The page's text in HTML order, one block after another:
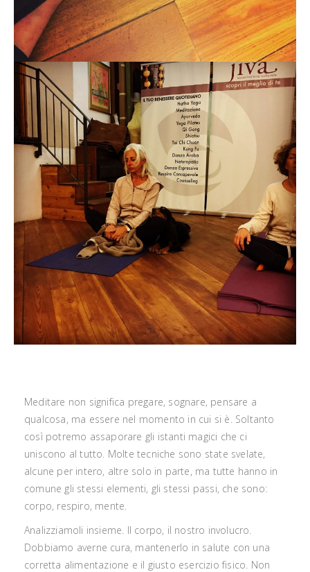
Meditare non significa pregare, sognare, pensare a
qualcosa, ma essere nel momento in cui si è. Soltanto
così potremo assaporare gli istanti magici che ci
uniscono al tutto. Molte tecniche sono state svelate,
alcune per intero, altre solo in parte, ma tutte hanno in
comune gli stessi elementi, gli stessi passi, che sono:
corpo, respiro, mente.
Analizziamoli insieme. Il corpo, il nostro involucro.
Dobbiamo averne cura, mantenerlo in salute con una
corretta alimentazione e il giusto esercizio fisico. Non